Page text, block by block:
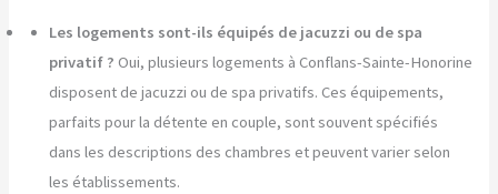
Les logements sont-ils équipés de jacuzzi ou de spa
privatif ? Oui, plusieurs logements à Conflans-Sainte-Honorine
disposent de jacuzzi ou de spa privatifs. Ces équipements,
parfaits pour la détente en couple, sont souvent spécifiés
dans les descriptions des chambres et peuvent varier selon
les établissements.